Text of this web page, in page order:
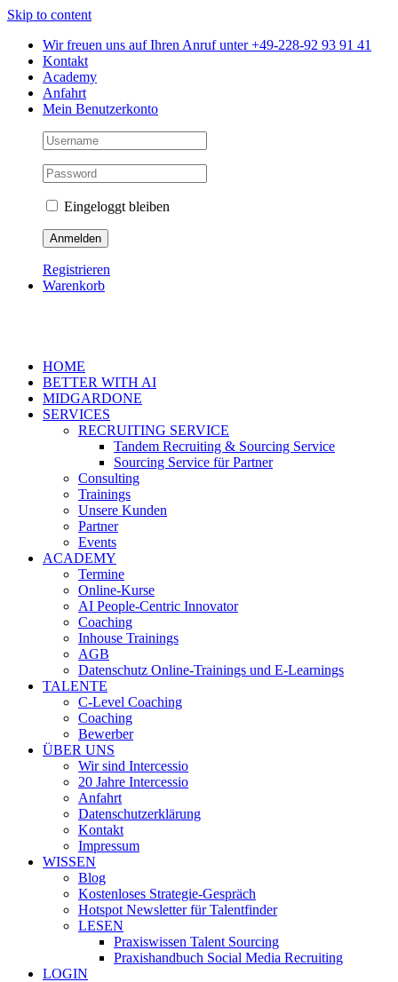
Skip to content
Wir freuen uns auf Ihren Anruf unter +49-228-92 93 91 41
Kontakt
Academy
Anfahrt
Mein Benutzerkonto
Eingeloggt bleiben
Registrieren
Warenkorb
HOME
BETTER WITH AI
MIDGARDONE
SERVICES
RECRUITING SERVICE
Tandem Recruiting & Sourcing Service
Sourcing Service für Partner
Consulting
Trainings
Unsere Kunden
Partner
Events
ACADEMY
Termine
Online-Kurse
AI People-Centric Innovator
Coaching
Inhouse Trainings
AGB
Datenschutz Online-Trainings und E-Learnings
TALENTE
C-Level Coaching
Coaching
Bewerber
ÜBER UNS
Wir sind Intercessio
20 Jahre Intercessio
Anfahrt
Datenschutzerklärung
Kontakt
Impressum
WISSEN
Blog
Kostenloses Strategie-Gespräch
Hotspot Newsletter für Talentfinder
LESEN
Praxiswissen Talent Sourcing
Praxishandbuch Social Media Recruiting
LOGIN